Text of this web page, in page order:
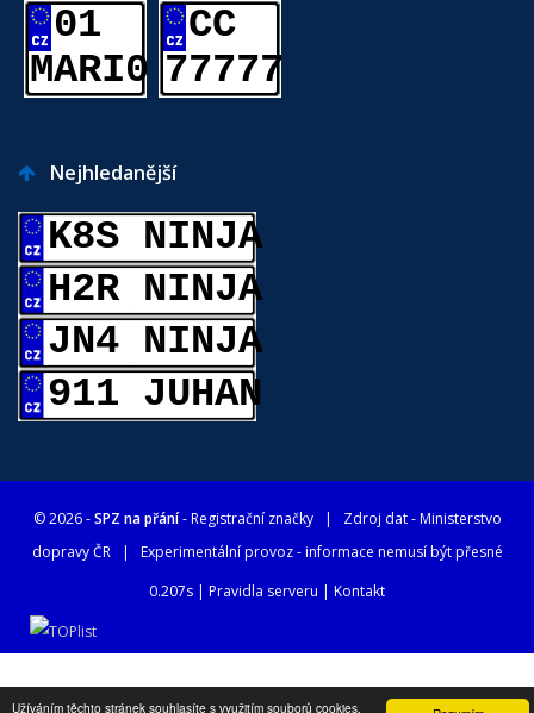
Užíváním těchto stránek souhlasíte s využitím souborů cookies.
01
MARI0
CC
77777
Nejhledanější
K8S NINJA
H2R NINJA
JN4 NINJA
911 JUHAN
© 2026 -SPZ na přání- Registrační značky| Zdroj dat -Ministerstvo
dopravy ČR| Experimentální provoz - informace nemusí být přesné
0.207s | Pravidla serveru | Kontakt